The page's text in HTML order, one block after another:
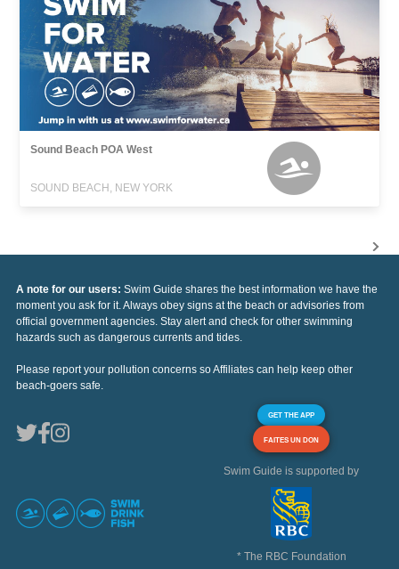
Sound Beach POA West
SOUND BEACH, NEW YORK
A note for our users: Swim Guide shares the best information we have the
moment you ask for it. Always obey signs at the beach or advisories from
official government agencies. Stay alert and check for other swimming
hazards such as dangerous currents and tides.
Please report your pollution concerns so Affiliates can help keep other
beach-goers safe.
GET THE APP
FAITES UN DON
Swim Guide is supported by
* The RBC Foundation